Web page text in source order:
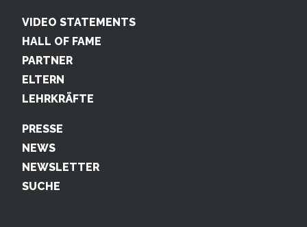
VIDEO STATEMENTS
HALL OF FAME
PARTNER
ELTERN
LEHRKRÄFTE
PRESSE
NEWS
NEWSLETTER
SUCHE